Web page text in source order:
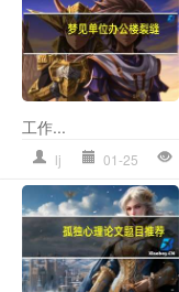
工作...
lj 01-25